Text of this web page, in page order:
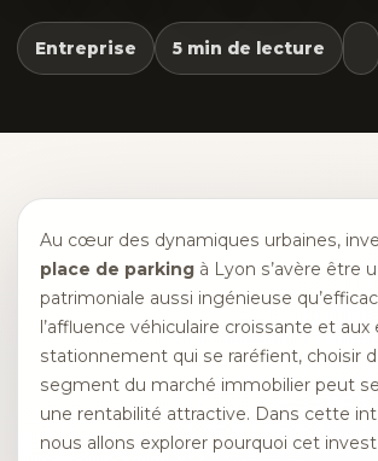
Entreprise 5 min de lecture
Au cœur des dynamiques urbaines,
place de parking à Lyon s’avère être
patrimoniale aussi ingénieuse
l’affluence véhiculaire croissante et aux
stationnement qui se raréfient, choisir
segment du marché immobilier peut
une rentabilité attractive. Dans cette
nous allons explorer pourquoi cet